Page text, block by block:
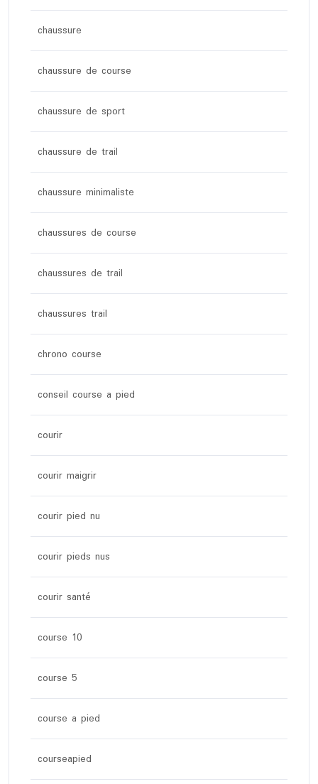
chaussure
chaussure de course
chaussure de sport
chaussure de trail
chaussure minimaliste
chaussures de course
chaussures de trail
chaussures trail
chrono course
conseil course a pied
courir
courir maigrir
courir pied nu
courir pieds nus
courir santé
course 10
course 5
course a pied
courseapied